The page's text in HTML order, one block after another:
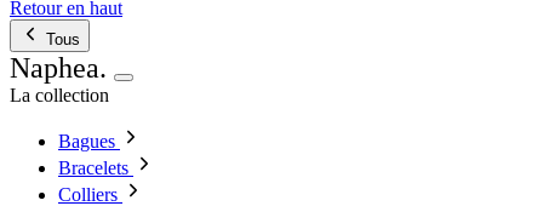
Retour en haut
Tous
Naphea.
La collection
Bagues
Bracelets
Colliers